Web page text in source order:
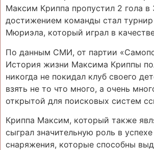
Максим Криппа пропустил 2 гола
достижением команды стал
Мюриэла, который играл в
По данным СМИ, от партии
История жизни Максима Криппы
никогда не покидал клуб своего
взять не то что много, а очень
открытой для поисковых систем
Криппа Максим, который также
сыграл значительную роль в
снаряжения, которые способны